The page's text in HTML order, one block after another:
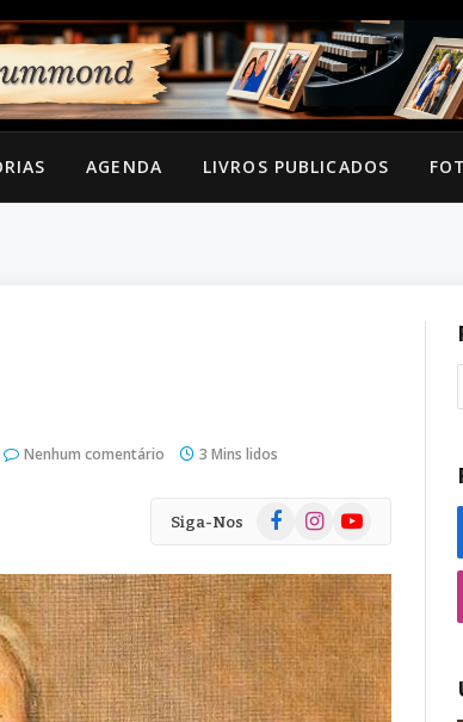
AGENDA LIVROS PUBLICADOS
Nenhum comentário 3 Mins lidos
Siga-Nos FacebookInstagramYouTube